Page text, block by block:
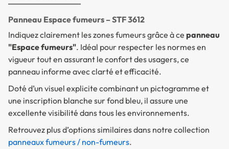
Panneau Espace fumeurs – STF 3612
Indiquez clairement les zones fumeurs grâce à ce panneau
"Espace fumeurs". Idéal pour respecter les normes en
vigueur tout en assurant le confort des usagers, ce
panneau informe avec clarté et efficacité.
Doté d’un visuel explicite combinant un pictogramme et
une inscription blanche sur fond bleu, il assure une
excellente visibilité dans tous les environnements.
Retrouvez plus d’options similaires dans notre collection
panneaux fumeurs / non-fumeurs.